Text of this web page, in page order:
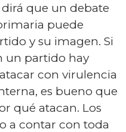
que un debate
puede
y su imagen. Si
un partido hay
con virulencia
es bueno que
qué atacan. Los
a contar con toda